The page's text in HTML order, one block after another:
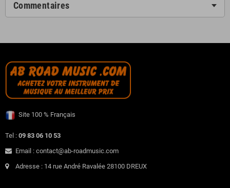
Commentaires
Site 100 % Français
Tel : 09 83 06 10 53
Email : contact@ab-roadmusic.com
Adresse : 14 rue André Ravalée 28100 DREUX